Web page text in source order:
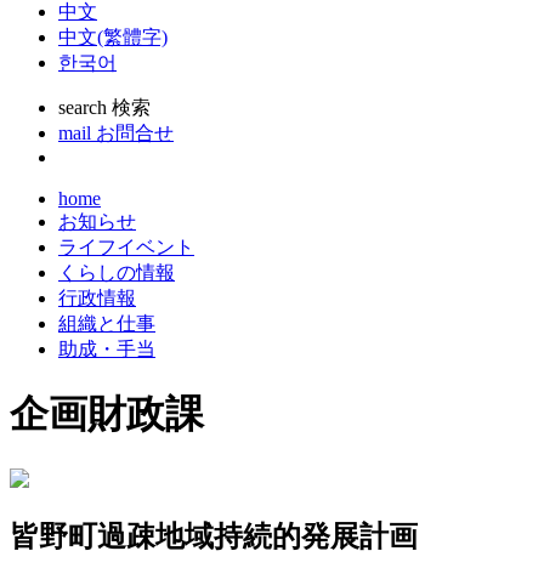
中文
中文(繁體字)
한국어
search 検索
mail お問合せ
home
お知らせ
ライフイベント
くらしの情報
行政情報
組織と仕事
助成・手当
企画財政課
皆野町過疎地域持続的発展計画